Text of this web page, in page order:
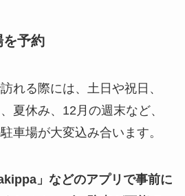
予約
れる際には、土日や祝日、
夏休み、12月の週末など、
車場が大変込み合います。
」などのアプリで事前に